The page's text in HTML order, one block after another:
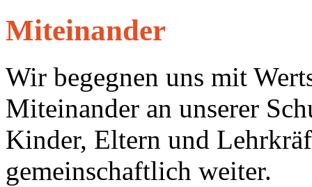
Miteinander
Wir begegnen uns mit
Miteinander an unserer
Kinder, Eltern und
gemeinschaftlich weiter.